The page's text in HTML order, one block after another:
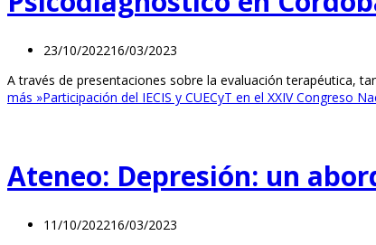
23/10/202216/03/2023
A través de presentaciones sobre la evaluación terapéutica,
más »Participación del IECIS y CUECyT en el XXIV Congreso
Ateneo: Depresión: un
11/10/202216/03/2023